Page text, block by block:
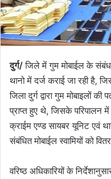
दुर्ग/जिले में गुम मोबाईल के संबंध में
थानो में दर्ज कराई जा रही है,
जिला दुर्ग द्वारा गुम मोबाइलों
प्राप्त हुए थे, जिसके परिपालन में
क्राईम एण्ड सायबर यूनिट एवं
संबंधित मोबाईल स्वामियों को
वरिष्ठ अधिकारियों के